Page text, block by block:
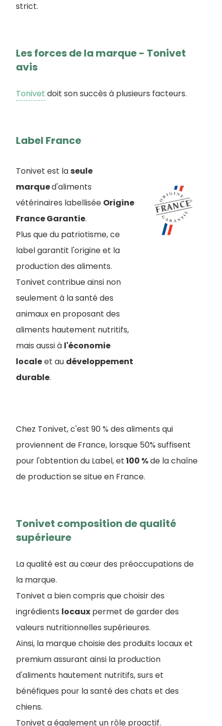
strict.
Les forces de la marque - Tonivet
avis
Tonivet doit son succès à plusieurs facteurs.
Label France
Tonivet est laseule
marqued'aliments
vétérinaires labellisée Origine
France Garantie.
Plus que du patriotisme, ce
label garantit l'origine et la
production des aliments.
Tonivet contribue ainsi non
seulement à la santé des
animaux en proposant des
aliments hautement nutritifs,
mais aussi à l'économie
localeet au développement
durable.
Chez Tonivet, c'est 90 % des aliments qui
proviennent de France, lorsque 50% suffisent
pour l'obtention du Label, et100 %de la chaîne
de production se situe en France.
Tonivet composition de qualité
supérieure
La qualité est au cœur des préoccupations de
la marque.
Tonivet a bien compris que choisir des
ingrédients locaux permet de garder des
valeurs nutritionnelles supérieures.
Ainsi, la marque choisie des produits locaux et
premium assurant ainsi la production
d'aliments hautement nutritifs, surs et
bénéfiques pour la santé des chats et des
chiens.
Tonivet a également un rôle proactif.